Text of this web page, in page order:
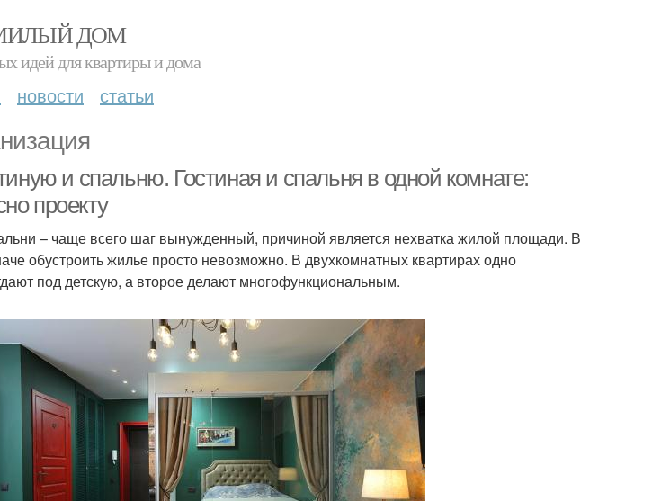
ДОМ
идей для квартиры и дома
новости статьи
и спальню. Гостиная и спальня в одной комнате:
проекту
– чаще всего шаг вынужденный, причиной является нехватка жилой площади. В
обустроить жилье просто невозможно. В двухкомнатных квартирах одно
под детскую, а второе делают многофункциональным.